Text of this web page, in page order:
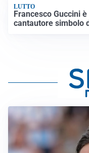
LUTTO
Francesco Guccini
cantautore simbolo